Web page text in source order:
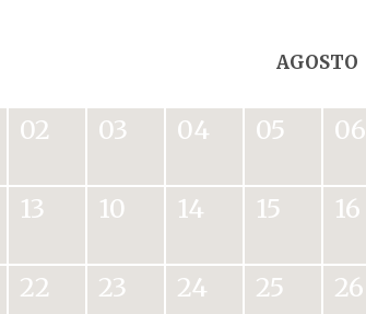
AGOSTO
02 03 04 05 06
13 10 14 15 16
22 23 24 25 26